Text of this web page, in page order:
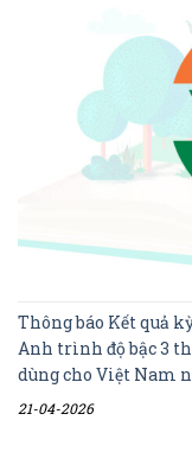
Thông báo Kết quả
Anh trình độ bậc 3
dùng cho Việt Nam
21-04-2026